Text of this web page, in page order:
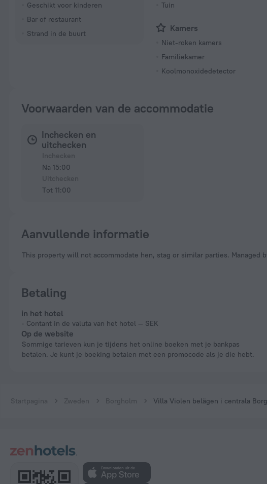
Geschikt voor kinderen
Bar of restaurant
Strand in de buurt
Tuin
Kamers
Niet-roken kamers
Familiekamer
Koolmonoxidedetector
Voorwaarden van de accommodatie
Inchecken en
uitchecken
Na 15:00
Tot 11:00
Aanvullende informatie
This property will not accommodate hen, stag or similar parties. Managed
Betaling
in het hotel
Contant in de valuta van het hotel — SEK
Op de website
Sommige tarieven kun je tijdens het online boeken met je bankpas
betalen. Je kunt je boeking betalen met een promocode als je die hebt.
Startpagina Zweden Borgholm Villa Violen belägen i centrala